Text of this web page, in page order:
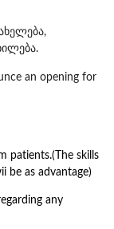
an opening for
patients.(The skills
be as advantage)
any